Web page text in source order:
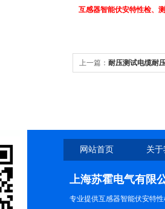
互感器智能伏安特性检、
上一篇： 耐压测试电缆耐
网站首页 关
上海苏霍电气有限
专业提供互感器智能伏安特